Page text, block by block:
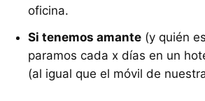
oficina.
Si tenemos amante (y quién
paramos cada x días en un
(al igual que el móvil de